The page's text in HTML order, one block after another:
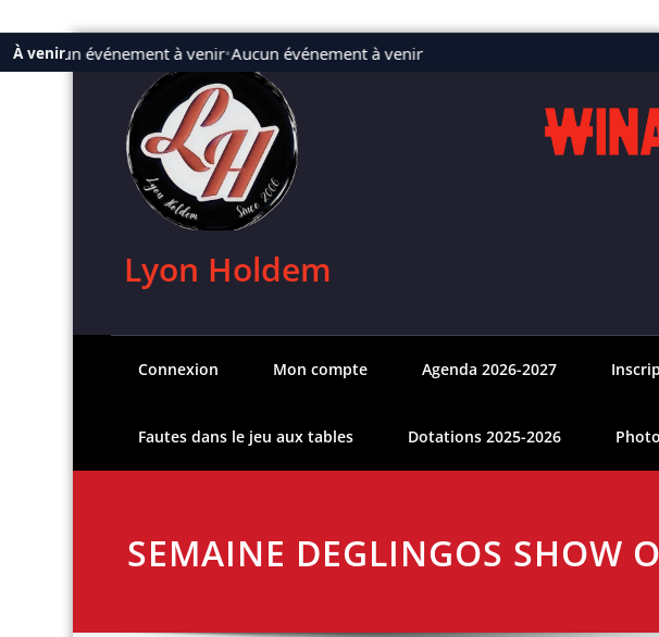
À venir
Aucun événement à venir•Aucun événement à venir
Aller
Lyon Holdem
Connexion Mon compte Agenda 2026-2027
Fautes dans le jeu aux tables Dotations 2025-2026
SEMAINE DEGLINGOS SHOW